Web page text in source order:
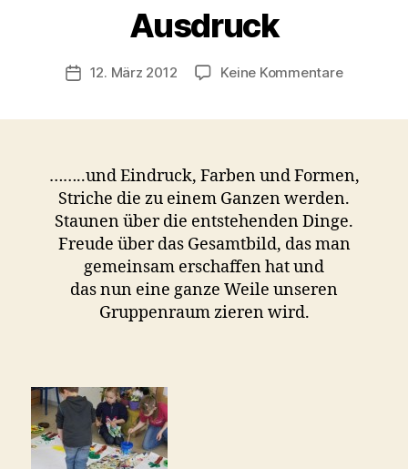
Ausdruck
Beitragsautor
n
C
h
ri
t
Veröffentlichungsdatum
12. März 2012 Keine Kommentarezu
……..und Eindruck, Farben und Formen,
Striche die zu einem Ganzen werden.
Staunen über die entstehenden Dinge.
Freude über das Gesamtbild, das man
gemeinsam erschaffen hat und
das nun eine ganze Weile unseren
Gruppenraum zieren wird.